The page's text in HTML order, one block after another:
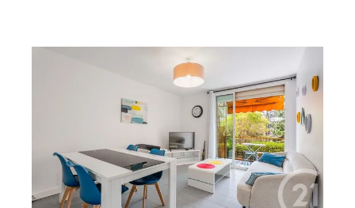
Appartement F4 à vendre
255 000 €
NICE NORD - LE RAY / INVESTISSEMENT